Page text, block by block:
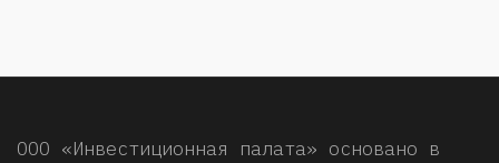
ООО «Инвестиционная палата» основано в